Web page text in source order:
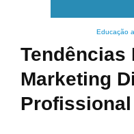
Educação
Tendências
Marketing
Profissional